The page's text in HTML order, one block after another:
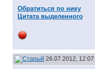
Обратиться по нику
Цитата выделенного
26.07.2012, 12:07